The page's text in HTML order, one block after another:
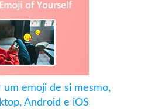
emoji de si mesmo,
Android e iOS